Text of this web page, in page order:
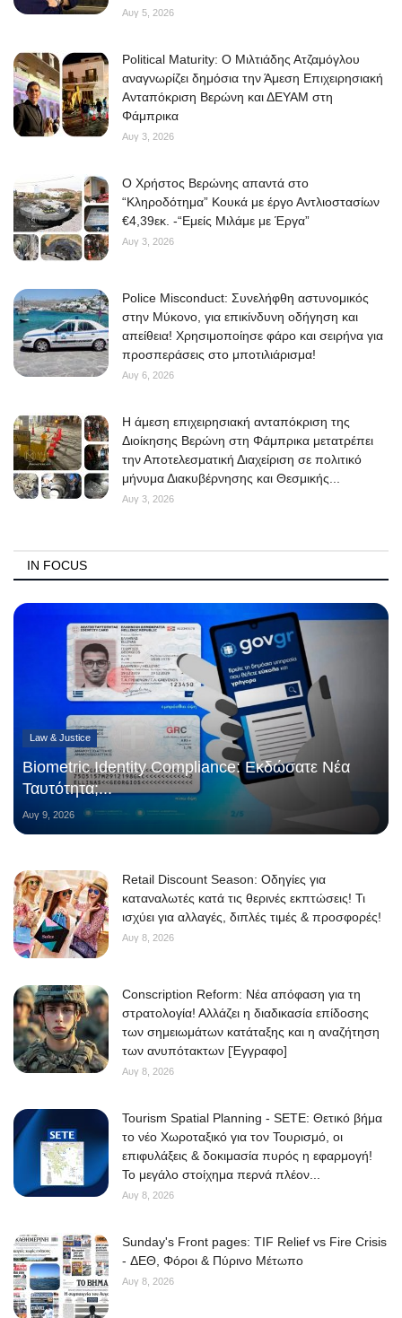
Αυγ 5, 2026
Political Maturity: Ο Μιλτιάδης Ατζαμόγλου
αναγνωρίζει δημόσια την Άμεση Επιχειρησιακή
Ανταπόκριση Βερώνη και ΔΕΥΑΜ στη
Φάμπρικα
Αυγ 3, 2026
O Χρήστος Βερώνης απαντά στο
“Κληροδότημα” Κουκά με έργο Αντλιοστασίων
€4,39εκ. -“Εμείς Μιλάμε με Έργα”
Αυγ 3, 2026
Police Misconduct: Συνελήφθη αστυνομικός
στην Μύκονο, για επικίνδυνη οδήγηση και
απείθεια! Χρησιμοποίησε φάρο και σειρήνα για
προσπεράσεις στο μποτιλιάρισμα!
Αυγ 6, 2026
Η άμεση επιχειρησιακή ανταπόκριση της
Διοίκησης Βερώνη στη Φάμπρικα μετατρέπει
την Αποτελεσματική Διαχείριση σε πολιτικό
μήνυμα Διακυβέρνησης και Θεσμικής...
Αυγ 3, 2026
IN FOCUS
Law & Justice
Biometric Identity Compliance: Εκδώσατε Νέα
Ταυτότητα;...
Αυγ 9, 2026
Retail Discount Season: Οδηγίες για
καταναλωτές κατά τις θερινές εκπτώσεις! Τι
ισχύει για αλλαγές, διπλές τιμές & προσφορές!
Αυγ 8, 2026
Conscription Reform: Νέα απόφαση για τη
στρατολογία! Αλλάζει η διαδικασία επίδοσης
των σημειωμάτων κατάταξης και η αναζήτηση
των ανυπότακτων [Έγγραφο]
Αυγ 8, 2026
Tourism Spatial Planning - SETE: Θετικό βήμα
το νέο Χωροταξικό για τον Τουρισμό, οι
επιφυλάξεις & δοκιμασία πυρός η εφαρμογή!
Το μεγάλο στοίχημα περνά πλέον...
Αυγ 8, 2026
Sunday's Front pages: TIF Relief vs Fire Crisis
- ΔΕΘ, Φόροι & Πύρινο Μέτωπο
Αυγ 8, 2026